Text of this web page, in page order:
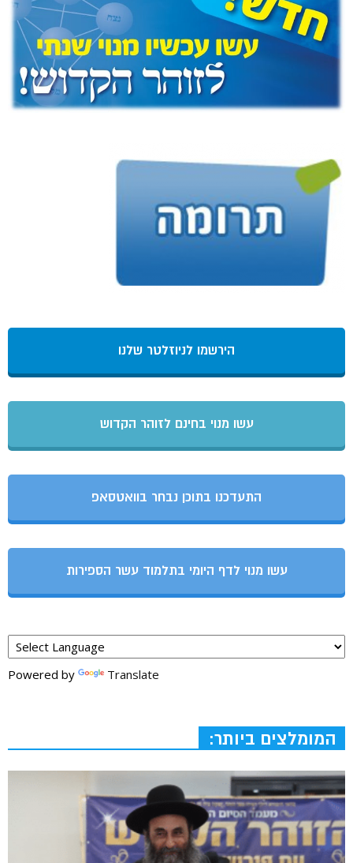
הירשמו לניוזלטר שלנו
עשו מנוי בחינם לזוהר הקדוש
התעדכנו בתוכן נבחר בוואטסאפ
עשו מנוי לדף היומי בתלמוד עשר הספירות
Powered by Translate
המומלצים ביותר: